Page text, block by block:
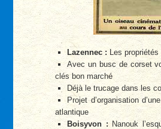
Lazennec : Les
Avec un busc de corset
clés bon marché
Déjà le trucage dans les
Projet d’organisation
atlantique
Boisyvon :Nanouk